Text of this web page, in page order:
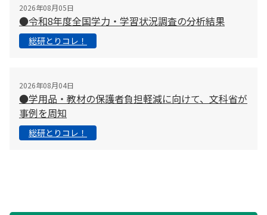
2026年08月05日
●令和8年度全国学力・学習状況調査の分析結果
総研とりコレ！
2026年08月04日
●学用品・教材の保護者負担軽減に向けて、文科省が
事例を周知
総研とりコレ！